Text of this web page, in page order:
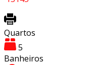
Quartos
5
Banheiros